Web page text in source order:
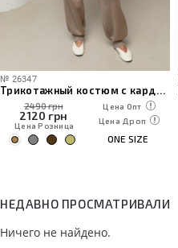
№ 26347
2490 грн
2120 грн
Цена Розница
Цена Опт
Цена Дроп
ONE SIZE
НЕДАВНО ПРОСМАТРИВАЛИ
Ничего не найдено.